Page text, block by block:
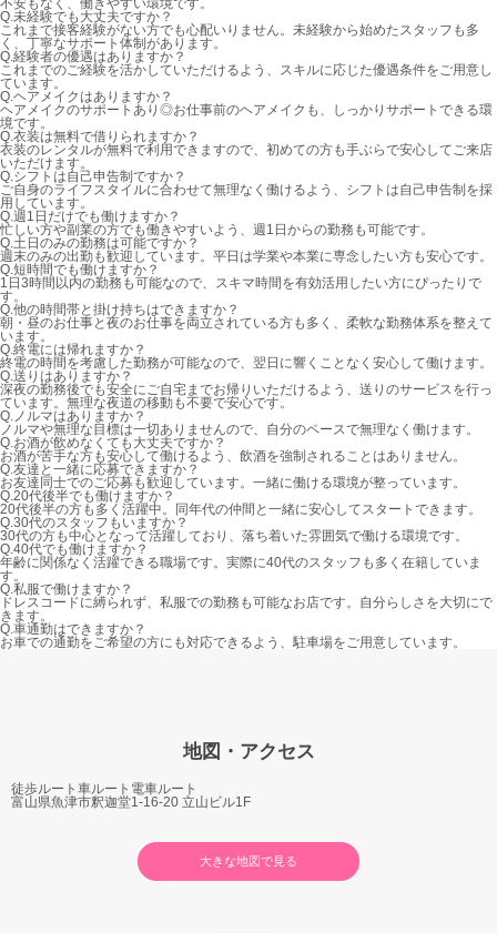
Q. 未経験でも大丈夫ですか？
これまで接客経験がない方でも心配いりません。未経験から始めたスタッフも多
く、丁寧なサポート体制があります。
Q. 経験者の優遇はありますか？
これまでのご経験を活かしていただけるよう、スキルに応じた優遇条件をご用意し
ています。
Q. ヘアメイクはありますか？
ヘアメイクのサポートあり◎お仕事前のヘアメイクも、しっかりサポートできる環
境です。
Q. 衣装は無料で借りられますか？
衣装のレンタルが無料で利用できますので、初めての方も手ぶらで安心してご来店
いただけます。
Q. シフトは自己申告制ですか？
ご自身のライフスタイルに合わせて無理なく働けるよう、シフトは自己申告制を採
用しています。
Q. 週1日だけでも働けますか？
忙しい方や副業の方でも働きやすいよう、週1日からの勤務も可能です。
Q. 土日のみの勤務は可能ですか？
週末のみの出勤も歓迎しています。平日は学業や本業に専念したい方も安心です。
Q. 短時間でも働けますか？
1日3時間以内の勤務も可能なので、スキマ時間を有効活用したい方にぴったりで
す。
Q. 他の時間帯と掛け持ちはできますか？
朝・昼のお仕事と夜のお仕事を両立されている方も多く、柔軟な勤務体系を整えて
います。
Q. 終電には帰れますか？
終電の時間を考慮した勤務が可能なので、翌日に響くことなく安心して働けます。
Q. 送りはありますか？
深夜の勤務後でも安全にご自宅までお帰りいただけるよう、送りのサービスを行っ
ています。無理な夜道の移動も不要で安心です。
Q. ノルマはありますか？
ノルマや無理な目標は一切ありませんので、自分のペースで無理なく働けます。
Q. お酒が飲めなくても大丈夫ですか？
お酒が苦手な方も安心して働けるよう、飲酒を強制されることはありません。
Q. 友達と一緒に応募できますか？
お友達同士でのご応募も歓迎しています。一緒に働ける環境が整っています。
Q. 20代後半でも働けますか？
20代後半の方も多く活躍中。同年代の仲間と一緒に安心してスタートできます。
Q. 30代のスタッフもいますか？
30代の方も中心となって活躍しており、落ち着いた雰囲気で働ける環境です。
Q. 40代でも働けますか？
年齢に関係なく活躍できる職場です。実際に40代のスタッフも多く在籍していま
す。
Q. 私服で働けますか？
ドレスコードに縛られず、私服での勤務も可能なお店です。自分らしさを大切にで
きます。
Q. 車通勤はできますか？
お車での通勤をご希望の方にも対応できるよう、駐車場をご用意しています。
地図・アクセス
徒歩ルート 車ルート 電車ルート
富山県魚津市釈迦堂1-16-20 立山ビル1F
大きな地図で見る